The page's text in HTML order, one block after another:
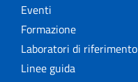
Eventi
Formazione
Laboratori di riferimento
Linee guida